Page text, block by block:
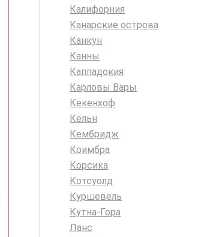
Калифорния
Канарские острова
Канкун
Канны
Каппадокия
Карловы Вары
Кекенхоф
Кёльн
Кембридж
Коимбра
Корсика
Котсуолд
Куршевель
Кутна-Гора
Ланс